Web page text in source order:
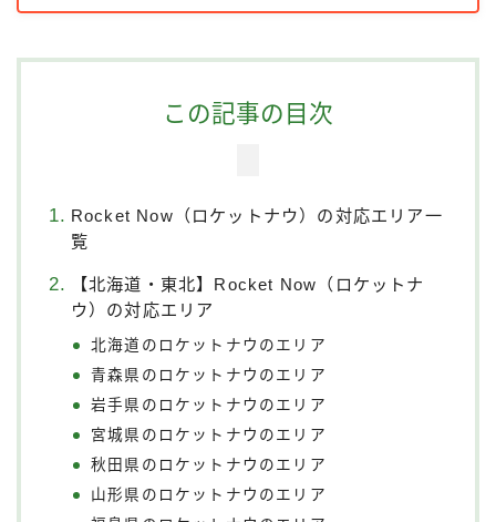
この記事の目次
Rocket Now（ロケットナウ）の対応エリア一
覧
【北海道・東北】Rocket Now（ロケットナ
ウ）の対応エリア
北海道のロケットナウのエリア
青森県のロケットナウのエリア
岩手県のロケットナウのエリア
宮城県のロケットナウのエリア
秋田県のロケットナウのエリア
山形県のロケットナウのエリア